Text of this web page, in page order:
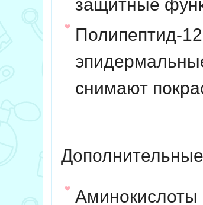
защитные
Полипептид-
снимают
Аминокислоты